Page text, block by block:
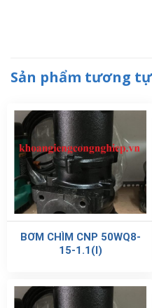
Sản phẩm tương tự
BƠM CHÌM CNP 50WQ8-
15-1.1(I)